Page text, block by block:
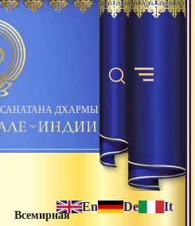
САНАТАНА ДХАРМЫ
Всемирная
En De It